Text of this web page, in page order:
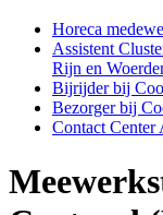
Horeca
Assistent
Rijn en
Bijrijder bij
Bezorger bij
Contact